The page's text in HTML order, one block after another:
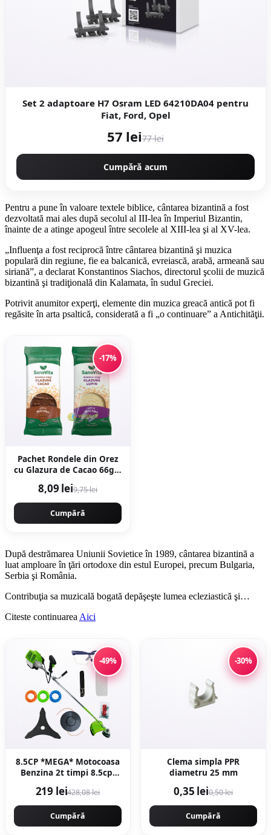
Set 2 adaptoare H7 Osram LED 64210DA04 pentru
Fiat, Ford, Opel
57 lei77 lei
Cumpără acum
Pentru a pune în valoare textele biblice, cântarea bizantină a fost
dezvoltată mai ales după secolul al III-lea în Imperiul Bizantin,
înainte de a atinge apogeul între secolele al XIII-lea şi al XV-lea.
„Influenţa a fost reciprocă între cântarea bizantină şi muzica
populară din regiune, fie ea balcanică, evreiască, arabă, armeană sau
siriană”, a declarat Konstantinos Siachos, directorul şcolii de muzică
bizantină şi tradiţională din Kalamata, în sudul Greciei.
Potrivit anumitor experţi, elemente din muzica greacă antică pot fi
regăsite în arta psaltică, considerată a fi „o continuare” a Antichităţii.
-17%
Pachet Rondele din Orez
cu Glazura de Cacao 66g +
Glazura de Lupin 66g
8,09 lei9,75 lei
Cumpără
După destrămarea Uniunii Sovietice în 1989, cântarea bizantină a
luat amploare în ţări ortodoxe din estul Europei, precum Bulgaria,
Serbia şi România.
Contribuţia sa muzicală bogată depăşeşte lumea ecleziastică şi…
Citeste continuarea Aici
-49%
8.5CP *MEGA* Motocoasa
Benzina 2t timpi 8.5cp,
2026 cu 10 accesorii, easy-
start, Fresco Power by
ItalianTech CMP1545
219 lei428,08 lei
Cumpără
-30%
Clema simpla PPR
diametru 25 mm
0,35 lei0,50 lei
Cumpără